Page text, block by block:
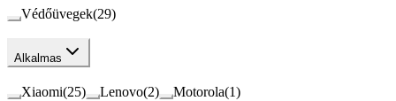
Védőüvegek(29)
Alkalmas
Xiaomi(25) Lenovo(2) Motorola(1)